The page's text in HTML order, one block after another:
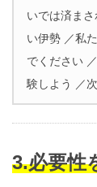
いでは済ま
い伊勢 ／私
でください
験しよう ／
3.必要性